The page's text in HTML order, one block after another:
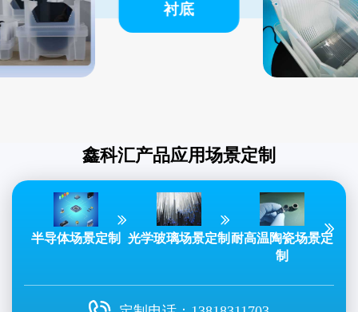
氮化镓晶
衬底
鑫科汇产品应用场景定制
半导体场景定制 光学玻璃场景定制 耐高温陶瓷场景定
制